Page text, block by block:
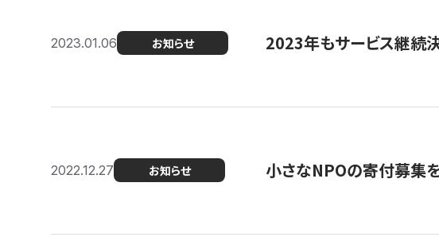
2023.01.06 お知らせ 2023年もサービス継続
2022.12.27 お知らせ 小さなNPOの寄付募集